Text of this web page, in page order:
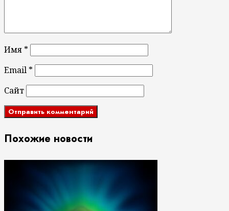
Имя *
Email *
Сайт
Похожие новости